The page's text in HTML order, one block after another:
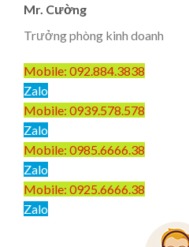
Mr. Cường
Trưởng phòng kinh doanh
Mobile: 092.884.3838
Zalo
Mobile: 0939.578.578
Zalo
Mobile: 0985.6666.38
Zalo
Mobile: 0925.6666.38
Zalo